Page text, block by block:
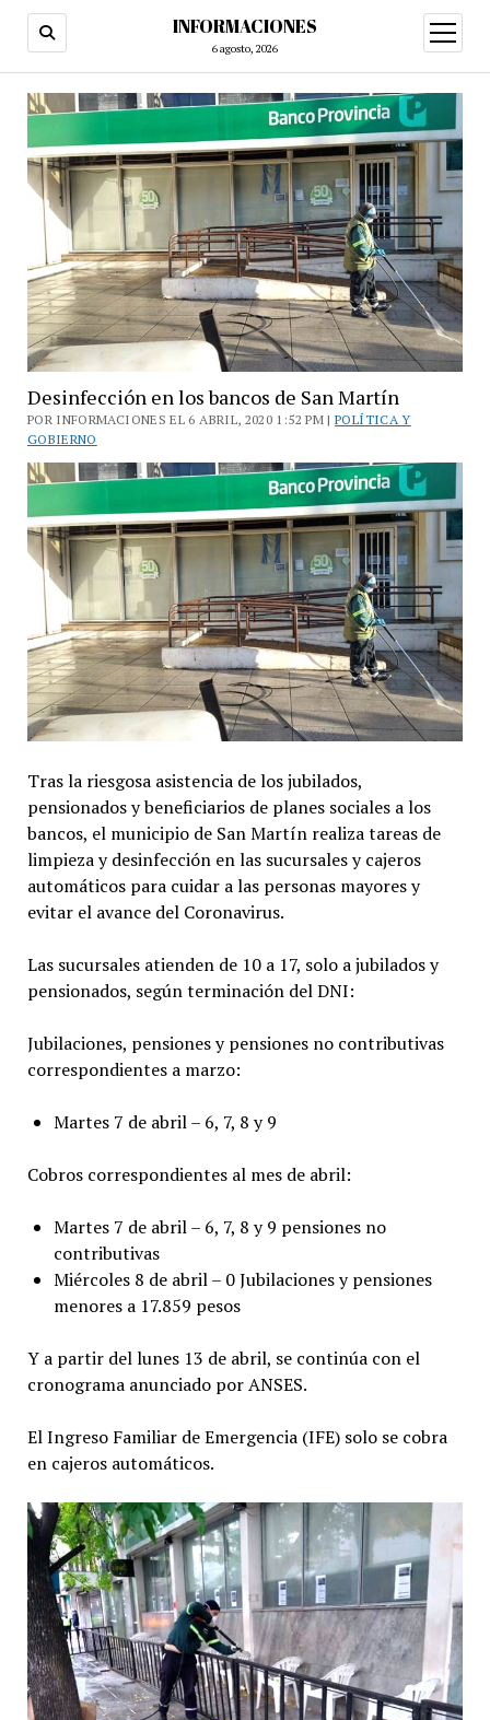
INFORMACIONES
6 agosto, 2026
abrir
menú
Desinfección en los bancos de San Martín
POR INFORMACIONES EL 6 ABRIL, 2020 1:52 PM |POLÍTICA Y
GOBIERNO
Tras la riesgosa asistencia de los jubilados,
pensionados y beneficiarios de planes sociales a los
bancos, el municipio de San Martín realiza tareas de
limpieza y desinfección en las sucursales y cajeros
automáticos para cuidar a las personas mayores y
evitar el avance del Coronavirus.
Las sucursales atienden de 10 a 17, solo a jubilados y
pensionados, según terminación del DNI:
Jubilaciones, pensiones y pensiones no contributivas
correspondientes a marzo:
Martes 7 de abril – 6, 7, 8 y 9
Cobros correspondientes al mes de abril:
Martes 7 de abril – 6, 7, 8 y 9 pensiones no
contributivas
Miércoles 8 de abril – 0 Jubilaciones y pensiones
menores a 17.859 pesos
Y a partir del lunes 13 de abril, se continúa con el
cronograma anunciado por ANSES.
El Ingreso Familiar de Emergencia (IFE) solo se cobra
en cajeros automáticos.